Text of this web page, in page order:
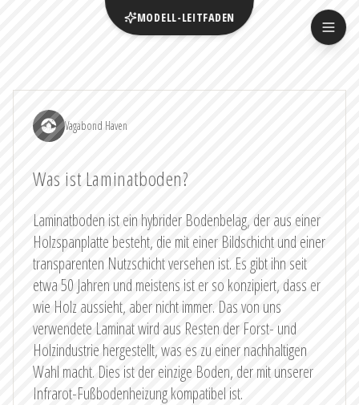
Vagabond Haven
Was ist Laminatboden?
Laminatboden ist ein hybrider Bodenbelag, der aus einer
Holzspanplatte besteht, die mit einer Bildschicht und einer
transparenten Nutzschicht versehen ist. Es gibt ihn seit
etwa 50 Jahren und meistens ist er so konzipiert, dass er
wie Holz aussieht, aber nicht immer. Das von uns
verwendete Laminat wird aus Resten der Forst- und
Holzindustrie hergestellt, was es zu einer nachhaltigen
Wahl macht. Dies ist der einzige Boden, der mit unserer
Infrarot-Fußbodenheizung kompatibel ist.
MODELL-LEITFADEN